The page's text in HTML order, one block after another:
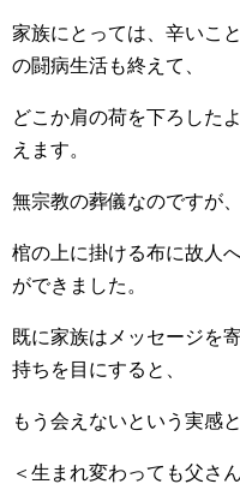
家族にとっては、辛いこ
の闘病生活も終えて、
どこか肩の荷を下ろした
えます。
無宗教の葬儀なのですが、
棺の上に掛ける布に故人
ができました。
既に家族はメッセージを
持ちを目にすると、
もう会えないという実感
＜生まれ変わっても父さ